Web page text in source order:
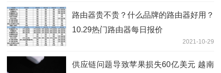
路由器贵不贵？什么品牌的路由器好用？
10.29热门路由器每日报价
2021-10-29
供应链问题导致苹果损失60亿美元 越南